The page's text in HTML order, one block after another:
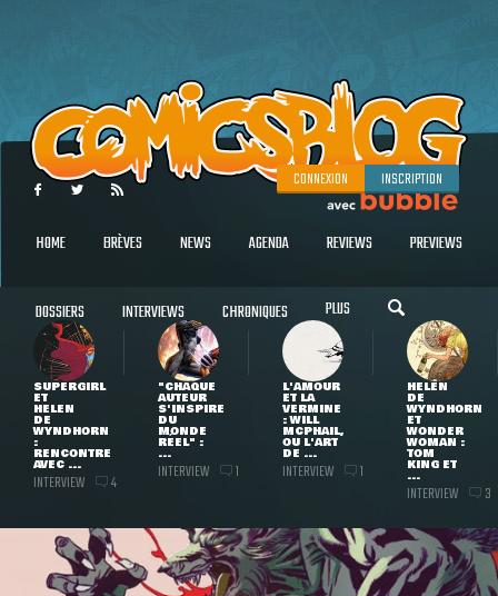
CONNEXION INSCRIPTION
HOME BRÈVES NEWS AGENDA REVIEWS PREVIEWS
DOSSIERS INTERVIEWS CHRONIQUES PLUS
SUPERGIRL
ET
HELEN
DE
WYNDHORN
:
RENCONTRE
AVEC ...
INTERVIEW 4
"CHAQUE
AUTEUR
S'INSPIRE
DU
MONDE
RÉEL" :
...
INTERVIEW 1
L'AMOUR
ET LA
VERMINE
: WILL
MCPHAIL,
OU L'ART
DE ...
INTERVIEW 1
HELEN
DE
WYNDHORN
ET
WONDER
WOMAN :
TOM
KING ET
...
INTERVIEW 3